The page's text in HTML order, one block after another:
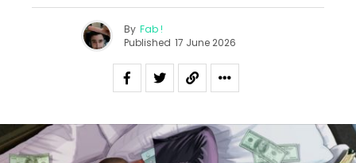
By Fab !
Published 17 June 2026